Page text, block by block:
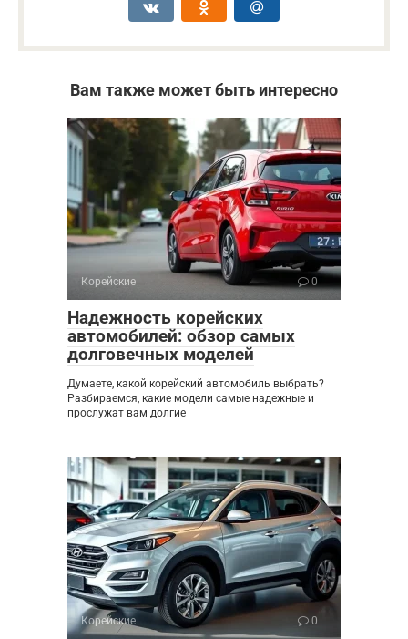
Вам также может быть интересно
Корейские 0
Надежность корейских
автомобилей: обзор самых
долговечных моделей
Думаете, какой корейский автомобиль выбрать?
Разбираемся, какие модели самые надежные и
прослужат вам долгие
Корейские 0